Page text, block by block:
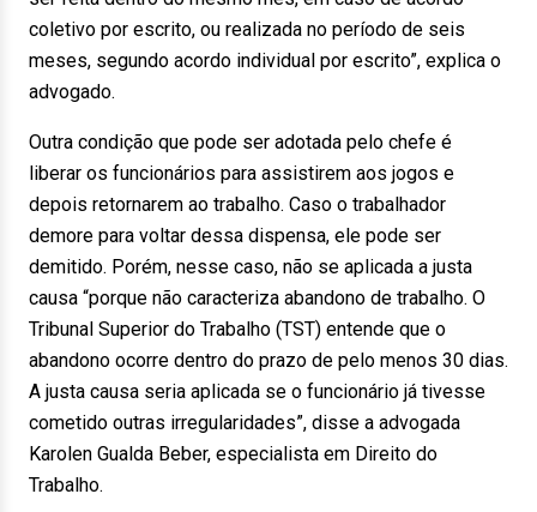
coletivo por escrito, ou realizada no período de seis
meses, segundo acordo individual por escrito”, explica o
advogado.
Outra condição que pode ser adotada pelo chefe é
liberar os funcionários para assistirem aos jogos e
depois retornarem ao trabalho. Caso o trabalhador
demore para voltar dessa dispensa, ele pode ser
demitido. Porém, nesse caso, não se aplicada a justa
causa “porque não caracteriza abandono de trabalho. O
Tribunal Superior do Trabalho (TST) entende que o
abandono ocorre dentro do prazo de pelo menos 30 dias.
A justa causa seria aplicada se o funcionário já tivesse
cometido outras irregularidades”, disse a advogada
Karolen Gualda Beber, especialista em Direito do
Trabalho.